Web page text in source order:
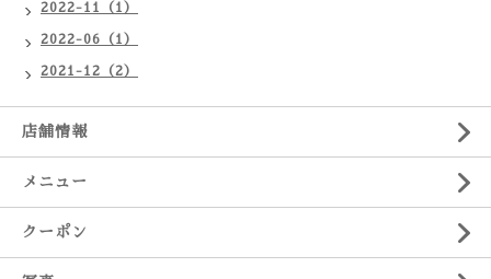
2022-11（1）
2022-06（1）
2021-12（2）
店舗情報
メニュー
クーポン